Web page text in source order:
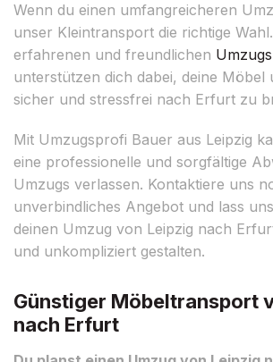
Wenn du einen umfangreicheren
unser Kleintransport die richtige
erfahrenen und freundlichen
unterstützen dich dabei, deine Möbel
sicher und stressfrei nach Erfurt zu
Mit Umzugsprofi Bauer aus Leipzig
eine professionelle und sorgfältige
Umzugs verlassen. Kontaktiere uns
unverbindliches Angebot und lass
deinen Umzug von Leipzig nach
und unkompliziert gestalten.
Günstiger Möbeltransport
nach Erfurt